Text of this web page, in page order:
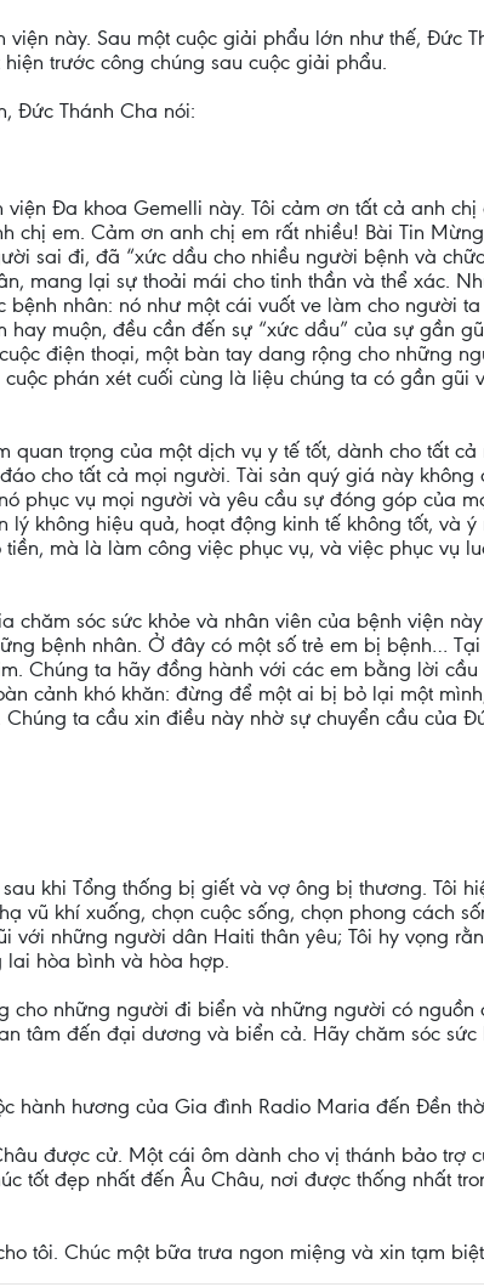
này. Sau một cuộc giải phẩu lớn như thế, Đức
trước công chúng sau cuộc giải phẩu.
Đức Thánh Cha nói:
Đa khoa Gemelli này. Tôi cảm ơn tất cả anh chị
em. Cảm ơn anh chị em rất nhiều! Bài Tin
sai đi, đã “xức dầu cho nhiều người bệnh và
mang lại sự thoải mái cho tinh thần và thể xác.
nhân: nó như một cái vuốt ve làm cho người
muộn, đều cần đến sự “xức dầu” của sự gần
điện thoại, một bàn tay dang rộng cho những
phán xét cuối cùng là liệu chúng ta có gần gũi
trọng của một dịch vụ y tế tốt, dành cho tất
cho tất cả mọi người. Tài sản quý giá này không
phục vụ mọi người và yêu cầu sự đóng góp của
không hiệu quả, hoạt động kinh tế không tốt, và
mà là làm công việc phục vụ, và việc phục vụ
chăm sóc sức khỏe và nhân viên của bệnh viện
bệnh nhân. Ở đây có một số trẻ em bị bệnh…
Chúng ta hãy đồng hành với các em bằng lời
cảnh khó khăn: đừng để một ai bị bỏ lại một
ta cầu xin điều này nhờ sự chuyển cầu của
khi Tổng thống bị giết và vợ ông bị thương. Tôi
vũ khí xuống, chọn cuộc sống, chọn phong cách
những người dân Haiti thân yêu; Tôi hy vọng
hòa bình và hòa hợp.
những người đi biển và những người có nguồn
tâm đến đại dương và biển cả. Hãy chăm sóc sức
hành hương của Gia đình Radio Maria đến Đền thờ
được cử. Một cái ôm dành cho vị thánh bảo trợ
tốt đẹp nhất đến Âu Châu, nơi được thống nhất
tôi. Chúc một bữa trưa ngon miệng và xin tạm